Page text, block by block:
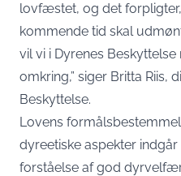
lovfæstet, og det
kommende tid skal
vil vi i Dyrenes
omkring,” siger Britta Riis,
Beskyttelse.
Lovens
dyreetiske aspekter
forståelse af god